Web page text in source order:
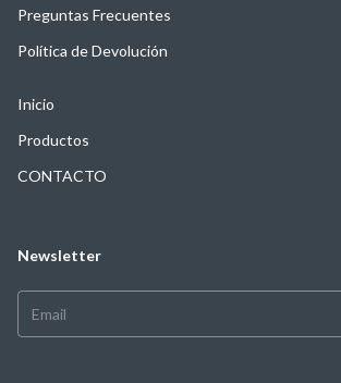
Preguntas Frecuentes
Política de Devolución
Inicio
Productos
CONTACTO
Newsletter